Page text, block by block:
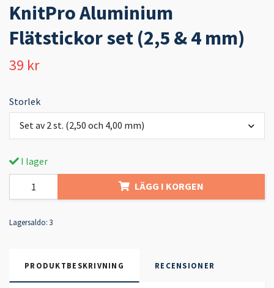
KnitPro Aluminium
Flätstickor set (2,5 & 4 mm)
39 kr
Storlek
Set av 2 st. (2,50 och 4,00 mm)
I lager
LÄGG I KORGEN
Lagersaldo: 3
PRODUKTBESKRIVNING RECENSIONER